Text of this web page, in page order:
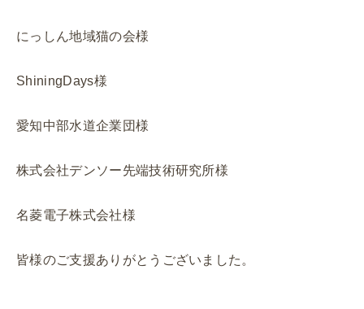
にっしん地域猫の会様
ShiningDays様
愛知中部水道企業団様
株式会社デンソー先端技術研究所様
名菱電子株式会社様
皆様のご支援ありがとうございました。